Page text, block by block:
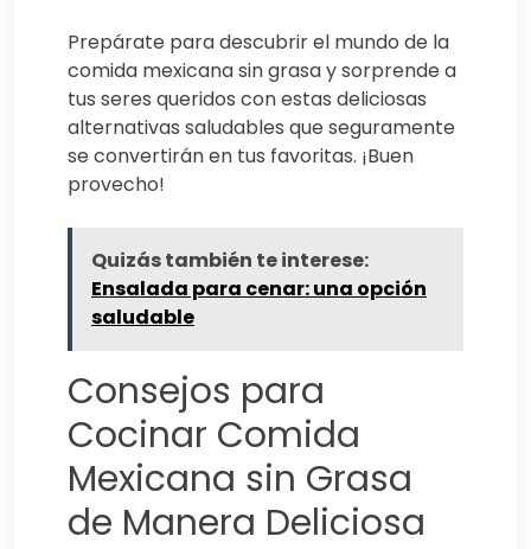
Prepárate para descubrir el mundo de la
comida mexicana sin grasa y sorprende a
tus seres queridos con estas deliciosas
alternativas saludables que seguramente
se convertirán en tus favoritas. ¡Buen
provecho!
Quizás también te interese:
Ensalada para cenar: una opción
saludable
Consejos para
Cocinar Comida
Mexicana sin Grasa
de Manera Deliciosa